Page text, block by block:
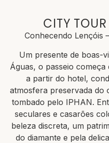
CITY
Conhecendo Lençóis
Um presente de boas-
Águas, o passeio
a partir do hotel,
atmosfera preservada do
tombado pelo IPHAN.
seculares e casarões
beleza discreta, um
do diamante e pela